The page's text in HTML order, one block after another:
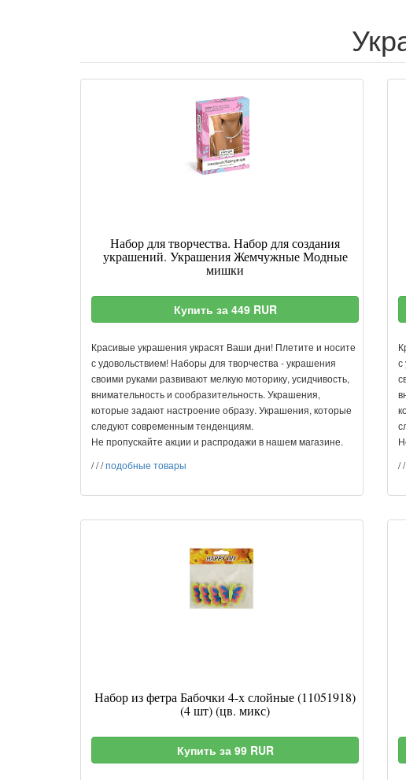
Набор для творчества. Набор для создания
украшений. Украшения Жемчужные Модные
мишки
Купить за 449 RUR
Красивые украшения украсят Ваши дни! Плетите и носите
с удовольствием! Наборы для творчества - украшения
своими руками развивают мелкую моторику, усидчивость,
внимательность и сообразительность. Украшения,
которые задают настроение образу. Украшения, которые
следуют современным тенденциям.
Не пропускайте акции и распродажи в нашем магазине.
///подобные товары
с
//
Набор из фетра Бабочки 4-х слойные (11051918)
(4 шт) (цв. микс)
Купить за 99 RUR